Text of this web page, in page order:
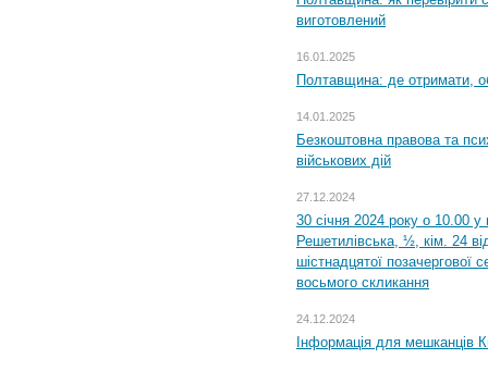
виготовлений
16.01.2025
Полтавщина: де отримати,
14.01.2025
Безкоштовна правова та
військових дій
27.12.2024
30 січня 2024 року о 10.00 у
Решетилівська, ½, кім. 24
шістнадцятої позачергової
восьмого скликання
24.12.2024
Інформація для мешканців